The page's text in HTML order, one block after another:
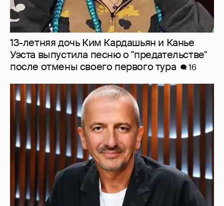
13-летняя дочь Ким Кардашьян и Канье
Уэста выпустила песню о "предательстве"
после отмены своего первого тура
16